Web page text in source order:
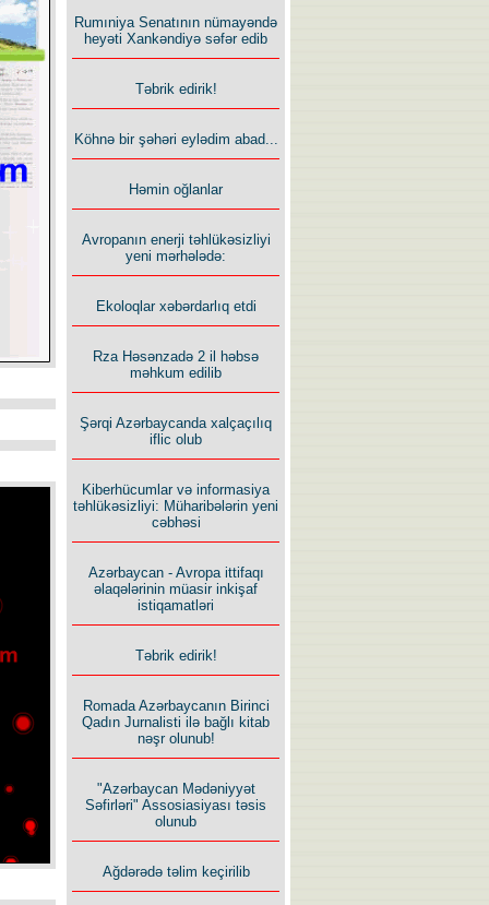
Rumıniya Senatının nümayəndə
heyəti Xankəndiyə səfər edib
Təbrik edirik!
Köhnə bir şəhəri eylədim abad...
Həmin oğlanlar
Avropanın enerji təhlükəsizliyi
yeni mərhələdə:
Ekoloqlar xəbərdarlıq etdi
Rza Həsənzadə 2 il həbsə
məhkum edilib
Şərqi Azərbaycanda xalçaçılıq
iflic olub
Kiberhücumlar və informasiya
təhlükəsizliyi: Müharibələrin yeni
cəbhəsi
Azərbaycan - Avropa ittifaqı
əlaqələrinin müasir inkişaf
istiqamatləri
Təbrik edirik!
Romada Azərbaycanın Birinci
Qadın Jurnalisti ilə bağlı kitab
nəşr olunub!
"Azərbaycan Mədəniyyət
Səfirləri" Assosiasiyası təsis
olunub
Ağdərədə təlim keçirilib